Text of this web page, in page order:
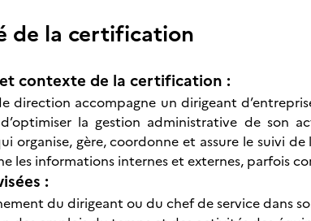
de la certification
contexte de la certification :
direction accompagne un dirigeant
la gestion administrative de son
organise, gère, coordonne et assure le suivi
les informations internes et externes, parfois
:
du dirigeant ou du chef de service dans